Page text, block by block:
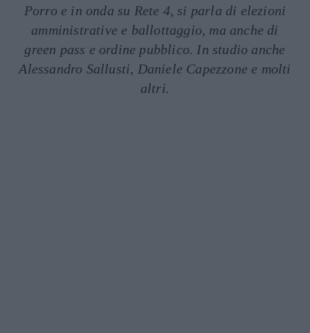
Porro e in onda su Rete 4, si parla di elezioni
amministrative e ballottaggio, ma anche di
green pass e ordine pubblico. In studio anche
Alessandro Sallusti, Daniele Capezzone e molti
altri.